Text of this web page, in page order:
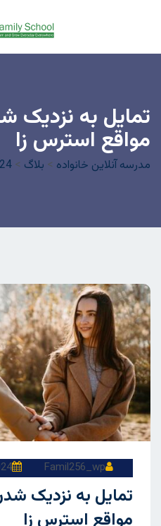
تمایل به نزدیک
مواقع استرس زا
مدرسه آنلاین خانواده > بلاگ >
Famil256_wp
تمایل به نزدیک
مواقع استرس زا